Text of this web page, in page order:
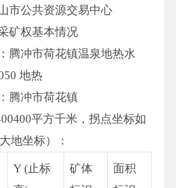
市公共资源交易中心
矿权基本情况
腾冲市荷花镇温泉地热水
地热
腾冲市荷花镇
平方千米，拐点坐标如
地坐标）：
Y (止标
矿体
面积